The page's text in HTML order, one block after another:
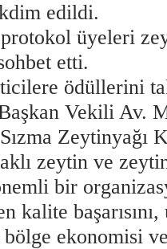
edildi.
üyeleri
etti.
ödüllerini
Vekili Av.
Zeytinyağı
zeytin ve
bir
kalite
ekonomisi